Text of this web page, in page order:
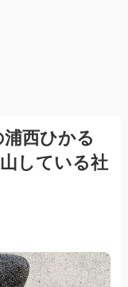
西ひかる
している社